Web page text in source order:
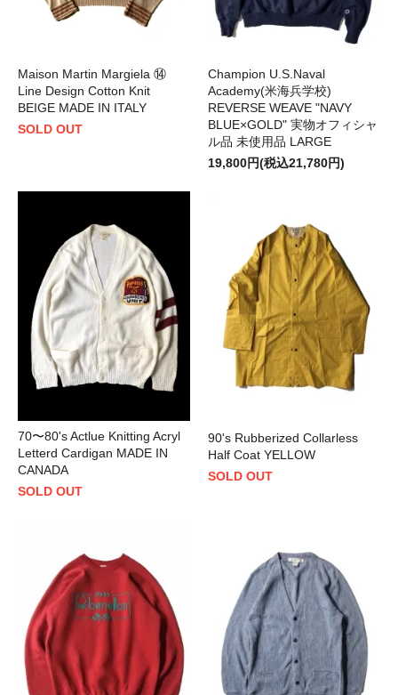
Maison Martin Margiela ⑭
Line Design Cotton Knit
BEIGE MADE IN ITALY
SOLD OUT
Champion U.S.Naval
Academy(米海兵学校)
REVERSE WEAVE "NAVY
BLUE×GOLD" 実物オフィシャ
ル品 未使用品 LARGE
19,800円(税込21,780円)
70〜80's Actlue Knitting Acryl
Letterd Cardigan MADE IN
CANADA
SOLD OUT
90's Rubberized Collarless
Half Coat YELLOW
SOLD OUT